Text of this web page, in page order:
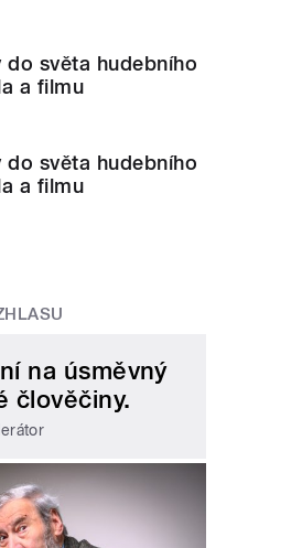
do světa hudebního
a filmu
do světa hudebního
a filmu
na úsměvný
člověčiny.